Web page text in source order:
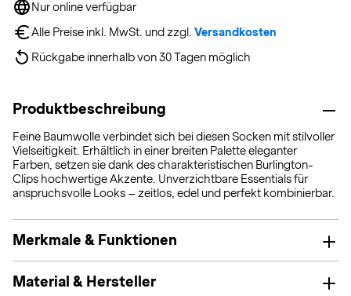
Nur online verfügbar
Alle Preise inkl. MwSt. und zzgl. Versandkosten
Rückgabe innerhalb von 30 Tagen möglich
Produktbeschreibung
Feine Baumwolle verbindet sich bei diesen Socken mit stilvoller
Vielseitigkeit. Erhältlich in einer breiten Palette eleganter
Farben, setzen sie dank des charakteristischen Burlington-
Clips hochwertige Akzente. Unverzichtbare Essentials für
anspruchsvolle Looks – zeitlos, edel und perfekt kombinierbar.
Merkmale & Funktionen
Material & Hersteller